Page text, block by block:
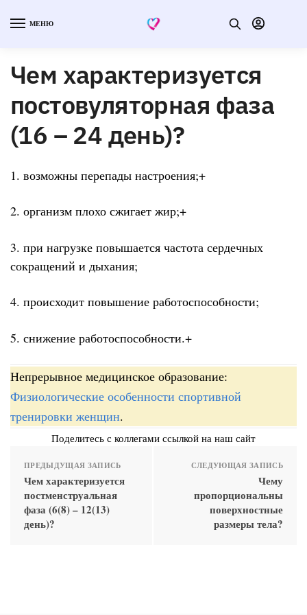
МЕНЮ
Чем характеризуется
постовуляторная фаза
(16 – 24 день)?
1. возможны перепады настроения;+
2. организм плохо сжигает жир;+
3. при нагрузке повышается частота сердечных
сокращений и дыхания;
4. происходит повышение работоспособности;
5. снижение работоспособности.+
Непрерывное медицинское образование:
Физиологические особенности спортивной
тренировки женщин.
Поделитесь с коллегами ссылкой на наш сайт
ПРЕДЫДУЩАЯ ЗАПИСЬ
Чем характеризуется
постменструальная
фаза (6(8) – 12(13)
день)?
СЛЕДУЮЩАЯ ЗАПИСЬ
Чему
пропорциональны
поверхностные
размеры тела?